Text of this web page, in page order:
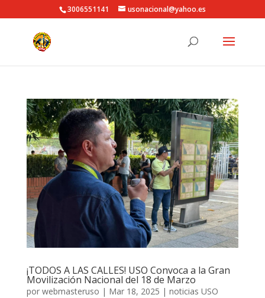
3006551141 usonacional@yahoo.es
¡TODOS A LAS CALLES! USO Convoca a la Gran
Movilización Nacional del 18 de Marzo
por webmasteruso | Mar 18, 2025 | noticias USO